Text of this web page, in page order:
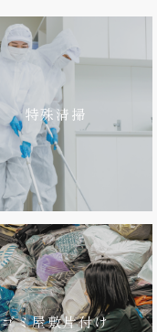
特殊清掃
ゴミ屋敷片付け